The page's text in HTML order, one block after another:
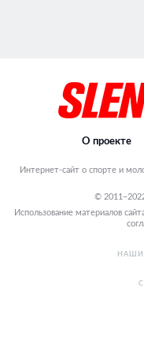
О проекте
Интернет-сайт о спорте и
©
Использование материалов
НАШИ